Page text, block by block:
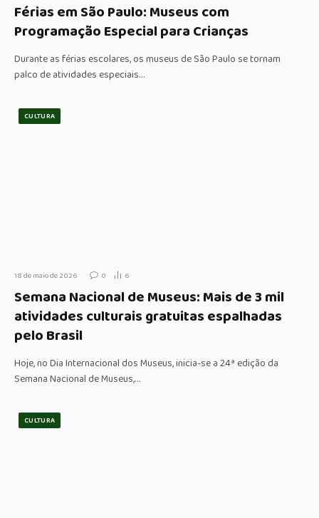
Férias em São Paulo: Museus com
Programação Especial para Crianças
Durante as férias escolares, os museus de São Paulo se tornam
palco de atividades especiais…
CULTURA
18 de maio de 2026 0 6
Semana Nacional de Museus: Mais de 3 mil
atividades culturais gratuitas espalhadas
pelo Brasil
Hoje, no Dia Internacional dos Museus, inicia-se a 24ª edição da
Semana Nacional de Museus,…
CULTURA